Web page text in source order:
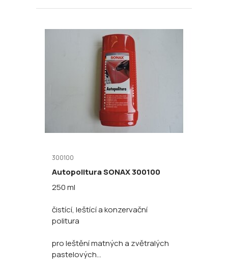
300100
Autopolitura SONAX 300100
250 ml
čistící, leštící a konzervační
politura
pro leštění matných a zvětralých
pastelových...